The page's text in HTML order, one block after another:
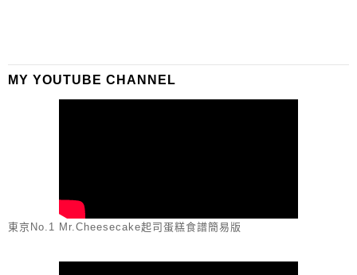
MY YOUTUBE CHANNEL
東京No.1 Mr.Cheesecake起司蛋糕食譜簡易版